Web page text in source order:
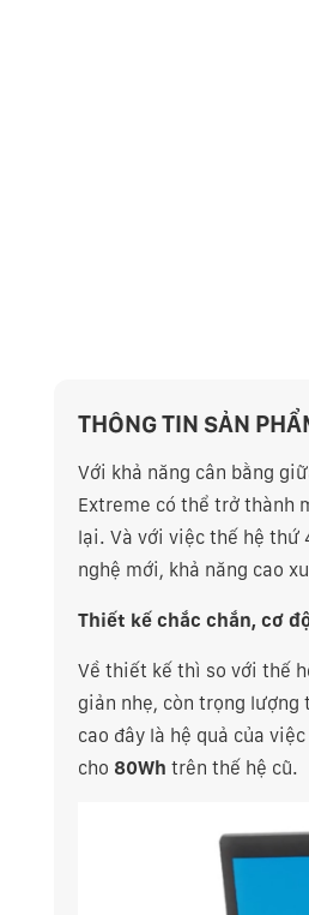
THÔNG TIN SẢN
Với khả năng cân bằng
Extreme có thể trở thành
lại. Và với việc thế hệ thứ
nghệ mới, khả năng cao
Thiết kế chắc chắn, cơ
Về thiết kế thì so với thế
giản nhẹ, còn trọng
cao đây là hệ quả của
cho 80Wh trên thế hệ cũ.